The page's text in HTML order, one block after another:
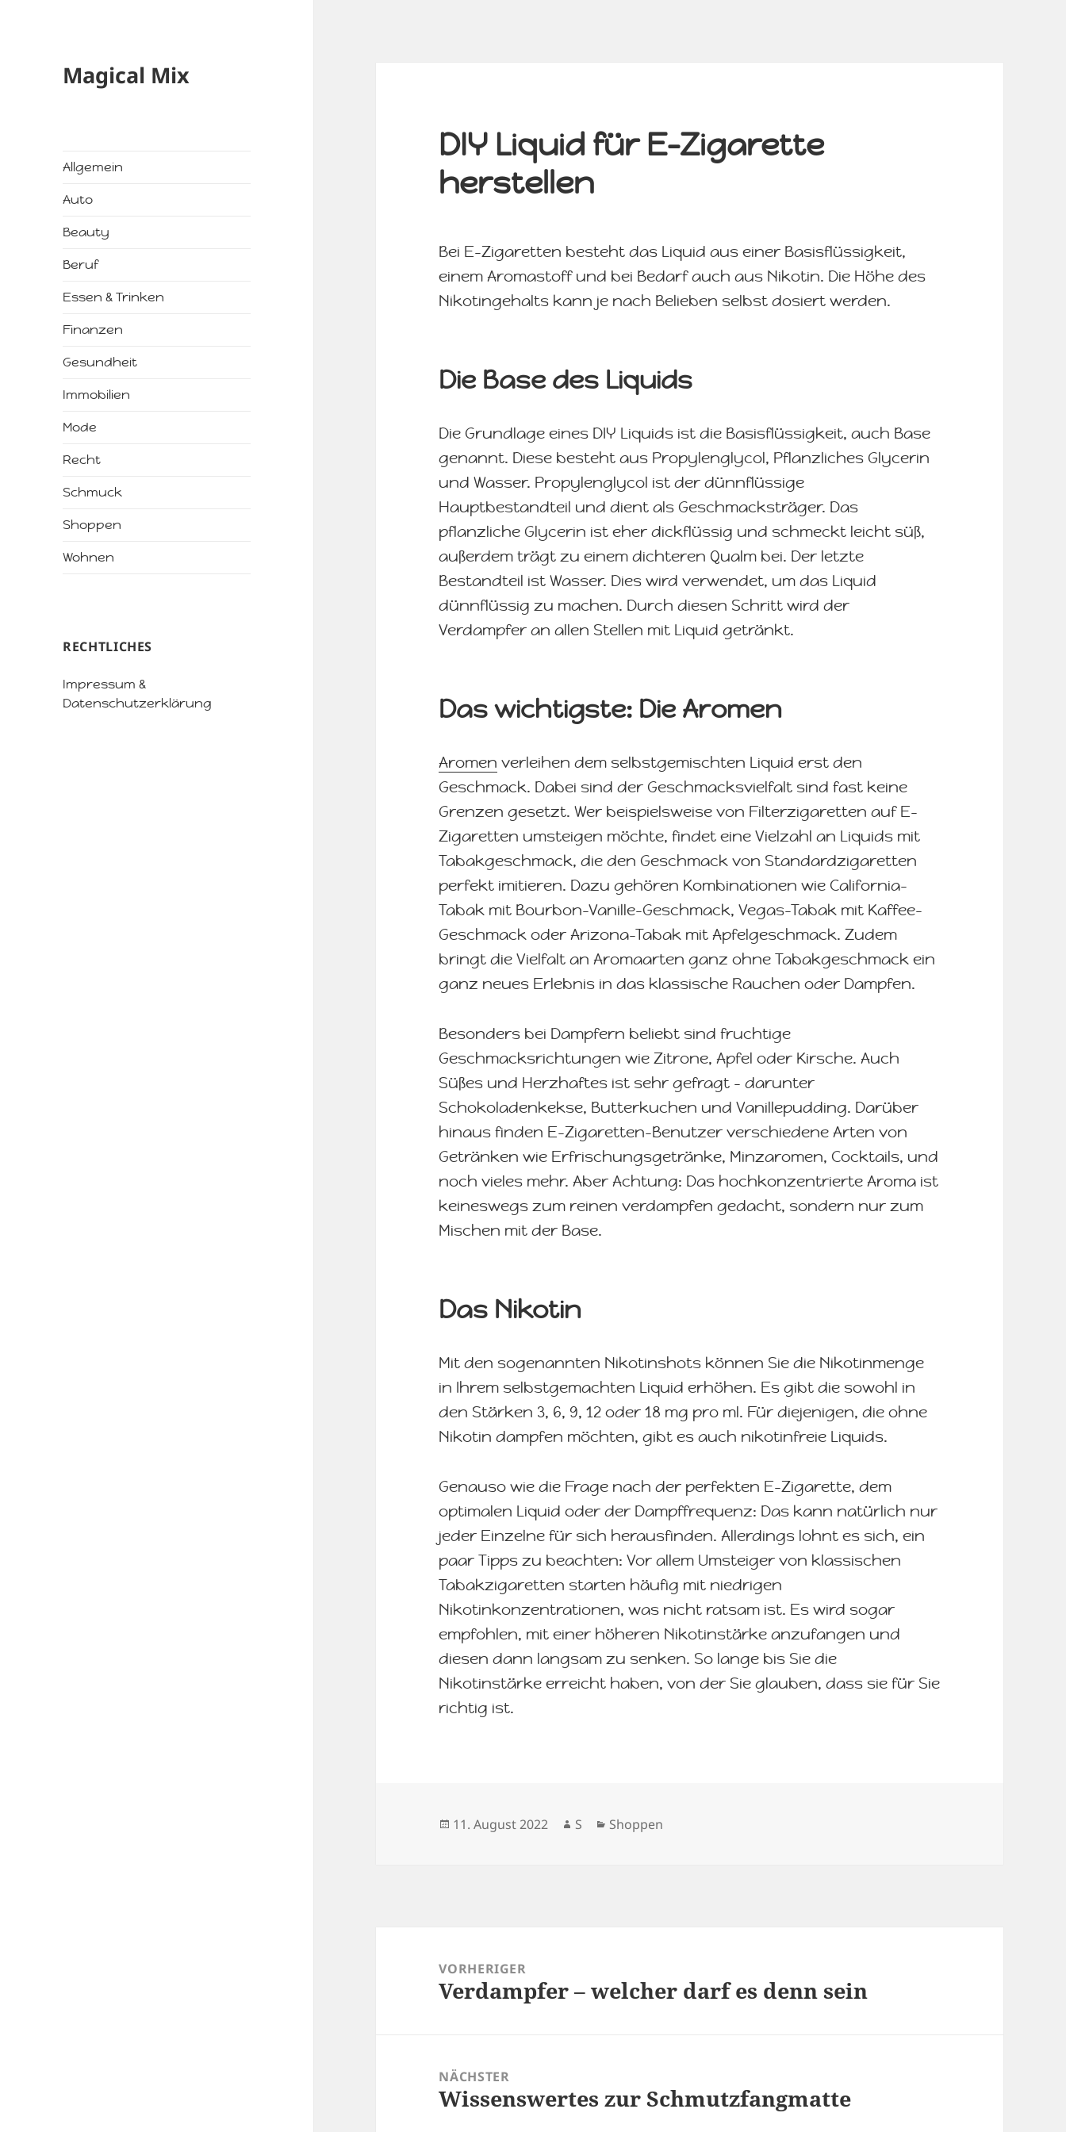
Magical Mix
Allgemein
Auto
Beauty
Beruf
Essen & Trinken
Finanzen
Gesundheit
Immobilien
Mode
Recht
Schmuck
Shoppen
Wohnen
RECHTLICHES
Impressum &
Datenschutzerklärung
DIY Liquid für E-Zigarette
herstellen
Bei E-Zigaretten besteht das Liquid aus einer Basisflüssigkeit,
einem Aromastoff und bei Bedarf auch aus Nikotin. Die Höhe des
Nikotingehalts kann je nach Belieben selbst dosiert werden.
Die Base des Liquids
Die Grundlage eines DIY Liquids ist die Basisflüssigkeit, auch Base
genannt. Diese besteht aus Propylenglycol, Pflanzliches Glycerin
und Wasser. Propylenglycol ist der dünnflüssige
Hauptbestandteil und dient als Geschmacksträger. Das
pflanzliche Glycerin ist eher dickflüssig und schmeckt leicht süß,
außerdem trägt zu einem dichteren Qualm bei. Der letzte
Bestandteil ist Wasser. Dies wird verwendet, um das Liquid
dünnflüssig zu machen. Durch diesen Schritt wird der
Verdampfer an allen Stellen mit Liquid getränkt.
Das wichtigste: Die Aromen
Aromen verleihen dem selbstgemischten Liquid erst den
Geschmack. Dabei sind der Geschmacksvielfalt sind fast keine
Grenzen gesetzt. Wer beispielsweise von Filterzigaretten auf E-
Zigaretten umsteigen möchte, findet eine Vielzahl an Liquids mit
Tabakgeschmack, die den Geschmack von Standardzigaretten
perfekt imitieren. Dazu gehören Kombinationen wie California-
Tabak mit Bourbon-Vanille-Geschmack, Vegas-Tabak mit Kaffee-
Geschmack oder Arizona-Tabak mit Apfelgeschmack. Zudem
bringt die Vielfalt an Aromaarten ganz ohne Tabakgeschmack ein
ganz neues Erlebnis in das klassische Rauchen oder Dampfen.
Besonders bei Dampfern beliebt sind fruchtige
Geschmacksrichtungen wie Zitrone, Apfel oder Kirsche. Auch
Süßes und Herzhaftes ist sehr gefragt – darunter
Schokoladenkekse, Butterkuchen und Vanillepudding. Darüber
hinaus finden E-Zigaretten-Benutzer verschiedene Arten von
Getränken wie Erfrischungsgetränke, Minzaromen, Cocktails, und
noch vieles mehr. Aber Achtung: Das hochkonzentrierte Aroma ist
keineswegs zum reinen verdampfen gedacht, sondern nur zum
Mischen mit der Base.
Das Nikotin
Mit den sogenannten Nikotinshots können Sie die Nikotinmenge
in Ihrem selbstgemachten Liquid erhöhen. Es gibt die sowohl in
den Stärken 3, 6, 9, 12 oder 18 mg pro ml. Für diejenigen, die ohne
Nikotin dampfen möchten, gibt es auch nikotinfreie Liquids.
Genauso wie die Frage nach der perfekten E-Zigarette, dem
optimalen Liquid oder der Dampffrequenz: Das kann natürlich nur
jeder Einzelne für sich herausfinden. Allerdings lohnt es sich, ein
paar Tipps zu beachten: Vor allem Umsteiger von klassischen
Tabakzigaretten starten häufig mit niedrigen
Nikotinkonzentrationen, was nicht ratsam ist. Es wird sogar
empfohlen, mit einer höheren Nikotinstärke anzufangen und
diesen dann langsam zu senken. So lange bis Sie die
Nikotinstärke erreicht haben, von der Sie glauben, dass sie für Sie
richtig ist.
Veröffentlicht
11. August 2022 Autor
S Kategorien
Shoppen
VORHERIGER
Vorheriger
Verdampfer – welcher darf es denn sein
NÄCHSTER
Nächster
Wissenswertes zur Schmutzfangmatte